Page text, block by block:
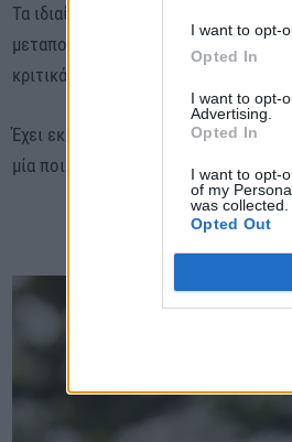
I want to opt-
Opted In
I want to opt-
Advertising.
Opted In
I want to opt-
of my
was collected.
Opted Out
Τα ιδιαίτερα ενδιαφέροντά του
μεταπολεμικής ελληνικής
κριτικά και φιλολογικά,
Έχει εκδώσει εννιά συλλογές
μία ποιητική ανθολογία.